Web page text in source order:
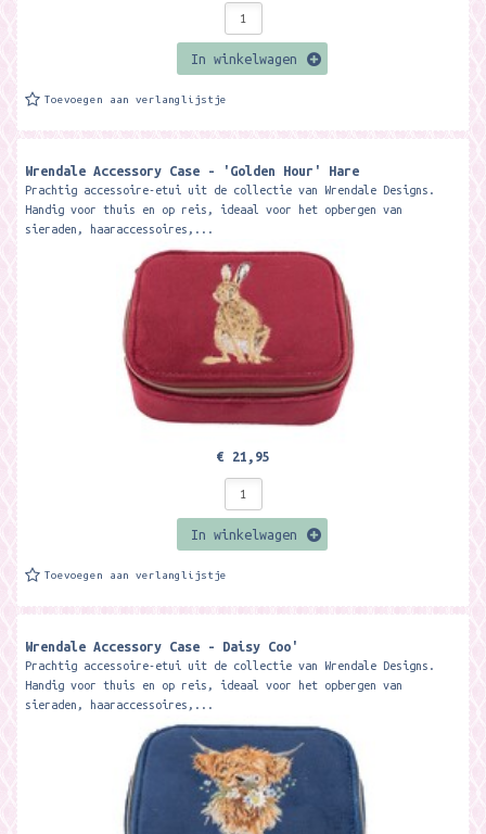
In winkelwagen
Toevoegen aan verlanglijstje
Wrendale Accessory Case - 'Golden Hour' Hare
Prachtig accessoire-etui uit de collectie van Wrendale Designs.
Handig voor thuis en op reis, ideaal voor het opbergen van
sieraden, haaraccessoires,...
€ 21,95
In winkelwagen
Toevoegen aan verlanglijstje
Wrendale Accessory Case - Daisy Coo'
Prachtig accessoire-etui uit de collectie van Wrendale Designs.
Handig voor thuis en op reis, ideaal voor het opbergen van
sieraden, haaraccessoires,...